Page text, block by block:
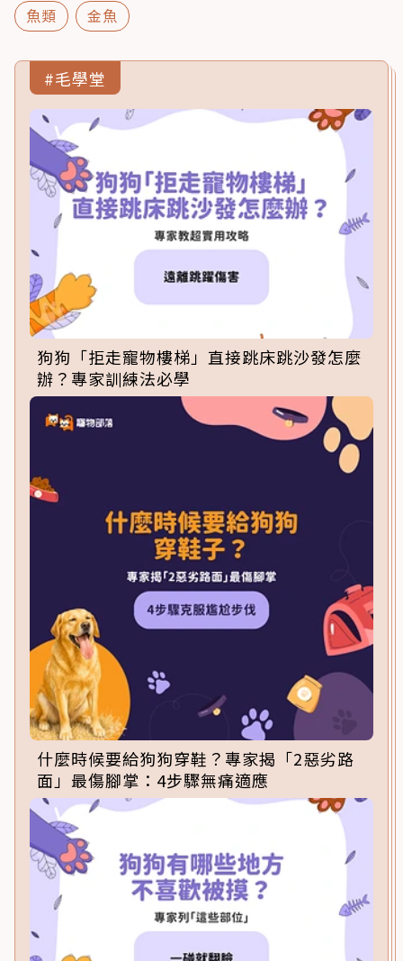
魚類 金魚
#毛學堂
狗狗「拒走寵物樓梯」直接跳床跳沙發怎麼
辦？專家訓練法必學
什麼時候要給狗狗穿鞋？專家揭「2惡劣路
面」最傷腳掌：4步驟無痛適應